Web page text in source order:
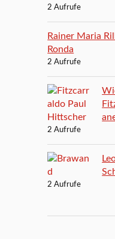
2 Aufrufe
Rainer Maria
Ronda
2 Aufrufe
2 Aufrufe
2 Aufrufe